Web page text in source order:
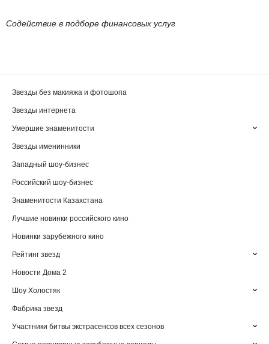
Содействие в подборе финансовых услуг
Звезды без макияжа и фотошопа
Звезды интернета
Умершие знаменитости
Звезды именинники
Западный шоу-бизнес
Российский шоу-бизнес
Знаменитости Казахстана
Лучшие новинки российского кино
Новинки зарубежного кино
Рейтинг звезд
Новости Дома 2
Шоу Холостяк
Фабрика звезд
Участники битвы экстрасенсов всех сезонов